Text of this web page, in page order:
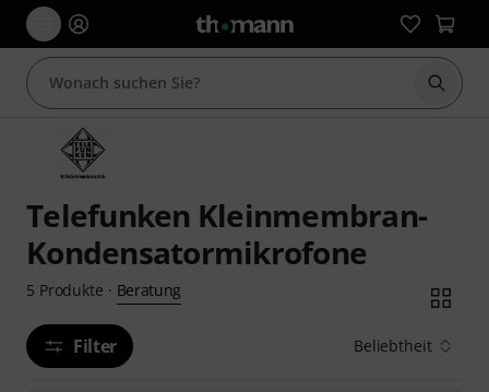
Suche
Telefunken Kleinmembran-
Kondensatormikrofone
5 Produkte · Beratung
Filter Beliebtheit